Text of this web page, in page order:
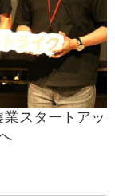
業スタートアッ